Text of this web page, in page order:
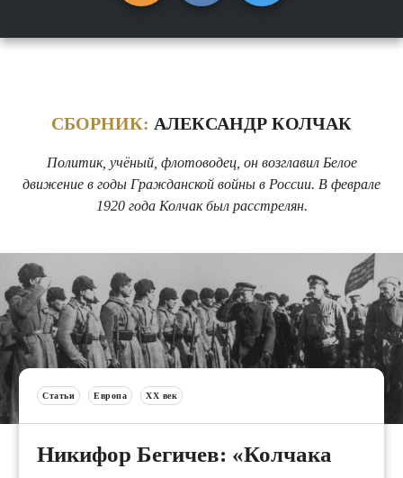
СБОРНИК: АЛЕКСАНДР КОЛЧАК
Политик, учёный, флотоводец, он возглавил Белое
движение в годы Гражданской войны в России. В феврале
1920 года Колчак был расстрелян.
Статьи Европа XX век
Никифор Бегичев: «Колчака